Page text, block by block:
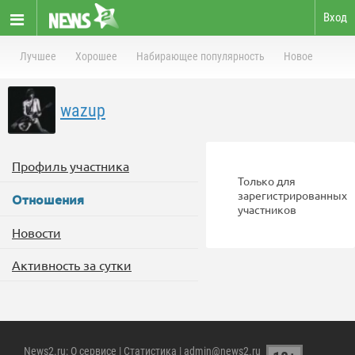
Вход
Лучшее Хорошее Набирающее популярность Новое
wazup
Профиль участника
Отношения
Новости
Активность за сутки
Только для
зарегистрированных
участников
News2.ru: О сервисе | Статистика | admin@news2.ru